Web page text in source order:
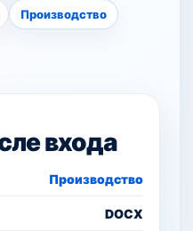
Производство
входа
Производство
DOCX